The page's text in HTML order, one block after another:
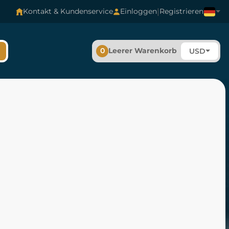
Kontakt & Kundenservice Einloggen|Registrieren
0 Leerer Warenkorb USD